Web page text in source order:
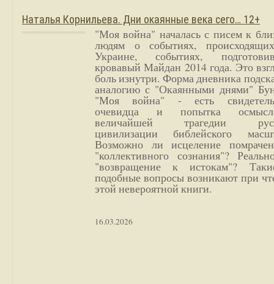
Наталья Корнильева. Дни окаянные века сего… 12+
"Моя война" началась с писем к
людям о событиях,
Украине, событиях,
кровавый Майдан 2014 года. Это
боль изнутри. Форма дневника
аналогию с "Окаянными днями"
"Моя война" - есть
очевидца и попытка
величайшей трагедии
цивилизации библейского
Возможно ли исцеление
"коллективного сознания"?
"возвращение к истокам"?
подобные вопросы возникают при
этой невероятной книги.
16.03.2026